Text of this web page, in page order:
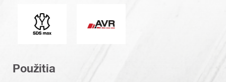
Upínanie korunky
Použitia